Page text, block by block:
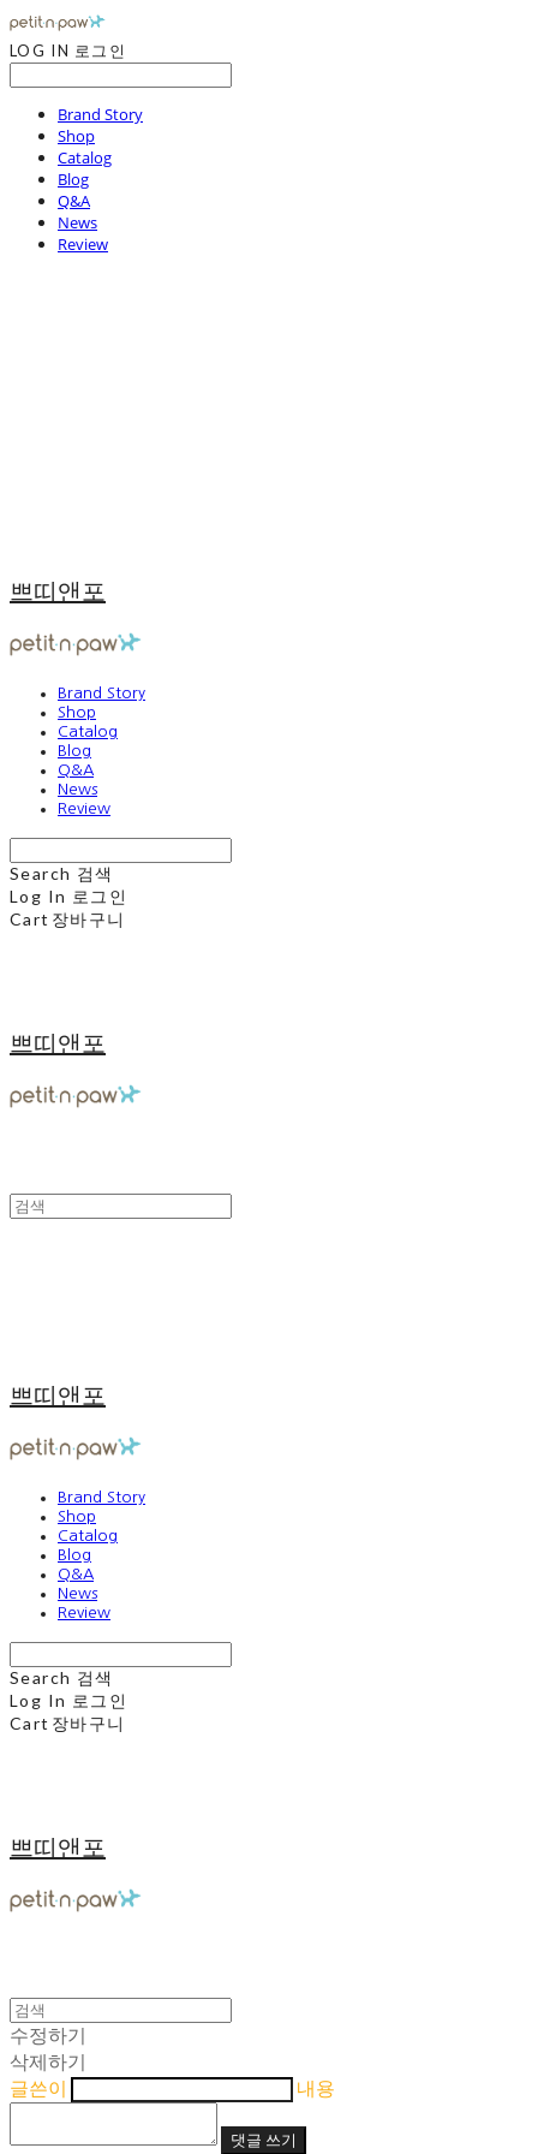
LOG IN 로그인
Brand Story
Shop
Catalog
Blog
Q&A
News
Review
쁘띠앤포
Brand Story
Shop
Catalog
Blog
Q&A
News
Review
Search 검색
Log In 로그인
Cart 장바구니
쁘띠앤포
쁘띠앤포
Brand Story
Shop
Catalog
Blog
Q&A
News
Review
Search 검색
Log In 로그인
Cart 장바구니
쁘띠앤포
수정하기
삭제하기
글쓴이
내용
댓글 쓰기